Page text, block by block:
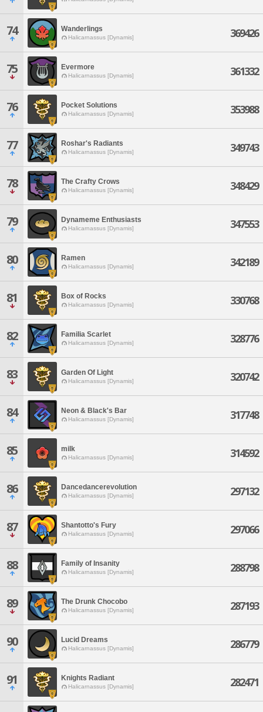
74 Wanderlings
Halicarnassus [Dynamis] 369426
75 Evermore
Halicarnassus [Dynamis] 361332
76 Pocket Solutions
Halicarnassus [Dynamis] 353988
77 Roshar's Radiants
Halicarnassus [Dynamis] 349743
78 The Crafty Crows
Halicarnassus [Dynamis] 348429
79 Dynameme Enthusiasts
Halicarnassus [Dynamis] 347553
80 Ramen
Halicarnassus [Dynamis] 342189
81 Box of Rocks
Halicarnassus [Dynamis] 330768
82 Familia Scarlet
Halicarnassus [Dynamis] 328776
83 Garden Of Light
Halicarnassus [Dynamis] 320742
84 Neon & Black's Bar
Halicarnassus [Dynamis] 317748
85 milk
Halicarnassus [Dynamis] 314592
86 Dancedancerevolution
Halicarnassus [Dynamis] 297132
87 Shantotto's Fury
Halicarnassus [Dynamis] 297066
88 Family of Insanity
Halicarnassus [Dynamis] 288798
89 The Drunk Chocobo
Halicarnassus [Dynamis] 287193
90 Lucid Dreams
Halicarnassus [Dynamis] 286779
91 Knights Radiant
Halicarnassus [Dynamis] 282471